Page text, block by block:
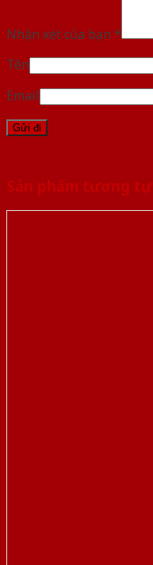
Nhận xét của bạn *
Tên
Email
Sản phẩm tương tự